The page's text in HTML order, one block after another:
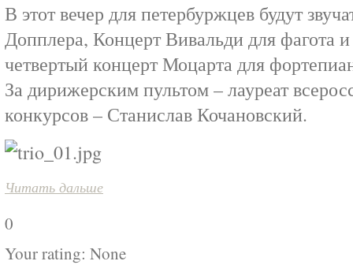
В этот вечер для петербуржцев будут
Допплера, Концерт Вивальди для фагота
четвертый концерт Моцарта для
За дирижерским пультом – лауреат
конкурсов – Станислав Кочановский.
Читать дальше
0
Your rating: None